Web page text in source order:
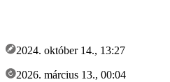
2024. október 14., 13:27
2026. március 13., 00:04